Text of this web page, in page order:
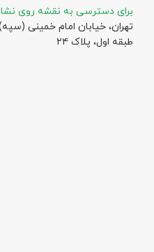
برای دسترسی به نقشه روی
تهران، خیابان امام خمینی
طبقه اول، پلاک ۲۴